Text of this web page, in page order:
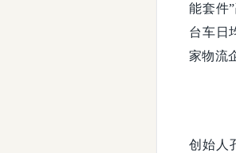
能套件
台车日
家物流
创始人